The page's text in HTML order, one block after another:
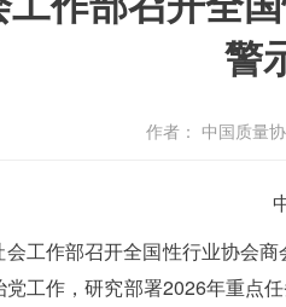
警
作者： 中国质量
工作部召开全国性行业协会
工作，研究部署2026年重点